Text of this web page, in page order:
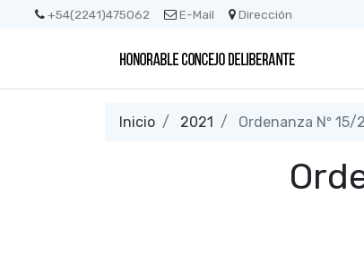
+54(2241)475062 E-Mail Dirección
Inicio 2021 Ordenanza Nº 15/